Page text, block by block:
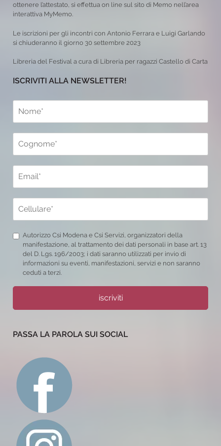
ottenere l’attestato, si effettua on line sul sito di Memo nell’area
interattiva MyMemo.
Le iscrizioni per gli incontri con Antonio Ferrara e Luigi Garlando
si chiuderanno il giorno 30 settembre 2023
Libreria del Festival a cura di Libreria per ragazzi Castello di Carta
ISCRIVITI ALLA NEWSLETTER!
Autorizzo Csi Modena e Csi Servizi, organizzatori della
manifestazione, al trattamento dei dati personali in base art. 13
del D. Lgs. 196/2003; i dati saranno utilizzati per invio di
informazioni su eventi, manifestazioni, servizi e non saranno
ceduti a terzi.
iscriviti
PASSA LA PAROLA SUI SOCIAL